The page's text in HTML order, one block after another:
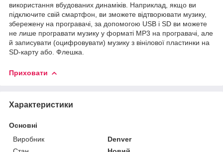
використання вбудованих динаміків. Наприклад, якщо ви
підключите свій смартфон, ви зможете відтворювати музику,
збережену на програвачі, за допомогою USB і SD ви можете
не лише програвати музику у форматі MP3 на програвачі, але
й записувати (оцифровувати) музику з вінілової пластинки на
SD-карту або. Флешка.
Приховати
Характеристики
Основні
Виробник
Denver